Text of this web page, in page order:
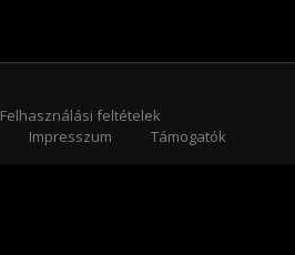
Felhasználási feltételek
Impresszum
Támogatók